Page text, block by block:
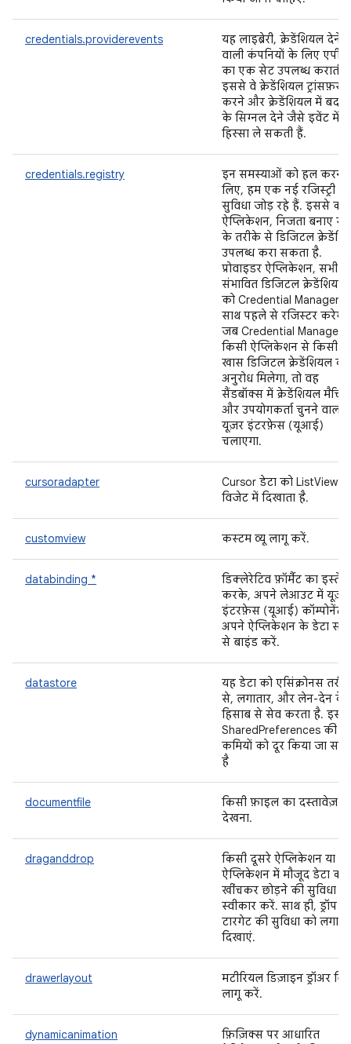
credentials.providerevents
यह लाइब्रेरी, क्रेडेंशियल देने
वाली कंपनियों के लिए
का एक सेट उपलब्ध कराती
इससे वे क्रेडेंशियल ट्रांसफ़र
करने और क्रेडेंशियल में
के सिग्नल देने जैसे इवेंट में
हिस्सा ले सकती हैं.
credentials.registry
इन समस्याओं को हल करने
लिए, हम एक नई रजिस्ट्री
सुविधा जोड़ रहे हैं. इससे
ऐप्लिकेशन, निजता बनाए
के तरीके से डिजिटल
उपलब्ध करा सकता है.
प्रोवाइडर ऐप्लिकेशन, सभी
संभावित डिजिटल क्रेडेंशियल
को Credential Manager
साथ पहले से रजिस्टर करेगा.
जब Credential Manager
किसी ऐप्लिकेशन से किसी
खास डिजिटल क्रेडेंशियल का
अनुरोध मिलेगा, तो वह
सैंडबॉक्स में क्रेडेंशियल मैचिंग
और उपयोगकर्ता चुनने वाला
यूज़र इंटरफ़ेस (यूआई)
चलाएगा.
cursoradapter
Cursor डेटा को ListView
विजेट में दिखाता है.
customview कस्टम व्यू लागू करें.
databinding *
डिक्लेरेटिव फ़ॉर्मैट का
करके, अपने लेआउट में यूज़र
इंटरफ़ेस (यूआई) कॉम्पोनेंट
अपने ऐप्लिकेशन के डेटा
से बाइंड करें.
datastore
यह डेटा को एसिंक्रोनस
से, लगातार, और लेन-देन के
हिसाब से सेव करता है. इससे
SharedPreferences की
कमियों को दूर किया जा
है
documentfile
किसी फ़ाइल का दस्तावेज़
देखना.
draganddrop
किसी दूसरे ऐप्लिकेशन या
ऐप्लिकेशन में मौजूद डेटा को
खींचकर छोड़ने की सुविधा
स्वीकार करें. साथ ही, ड्रॉप
टारगेट की सुविधा को
दिखाएं.
drawerlayout
मटीरियल डिज़ाइन ड्रॉअर
लागू करें.
dynamicanimation
फ़िज़िक्स पर आधारित